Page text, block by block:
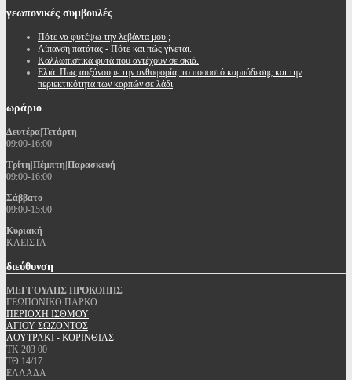
γεωπονικές συμβουλές
Πότε να φυτέψω την λεβάντα μου ;
Λίπανση πατάτας - Πότε και πώς γίνεται.
Καλλωπιστικά φυτά που αντέχουν σε σκιά.
Ελιά: Πως αυξάνουμε την ανθοφορία, το ποσοστό καρπόδεσης και την
περιεκτικότητα των καρπών σε λάδι
ωράριο
Δευτέρα|Τετάρτη
09:00-16:00
Τρίτη|Πέμπτη|Παρασκευή
09:00-16:00
Σάββατο
09:00-15:00
Κυριακή
ΚΛΕΙΣΤΑ
διεύθυνση
ΜΕΓΓΟΥΛΗΣ ΠΡΟΚΟΠΗΣ
ΓΕΩΠΟΝΙΚΟ ΠΑΡΚΟ
ΠΕΡΙΟΧΗ ΙΣΘΜΟΥ
ΑΓΙΟΥ ΣΩΖΟΝΤΟΣ
ΛΟΥΤΡΑΚΙ - ΚΟΡΙΝΘΙΑΣ
ΤΚ 203 00
ΤΘ 14/17
ΕΛΛΑΔΑ